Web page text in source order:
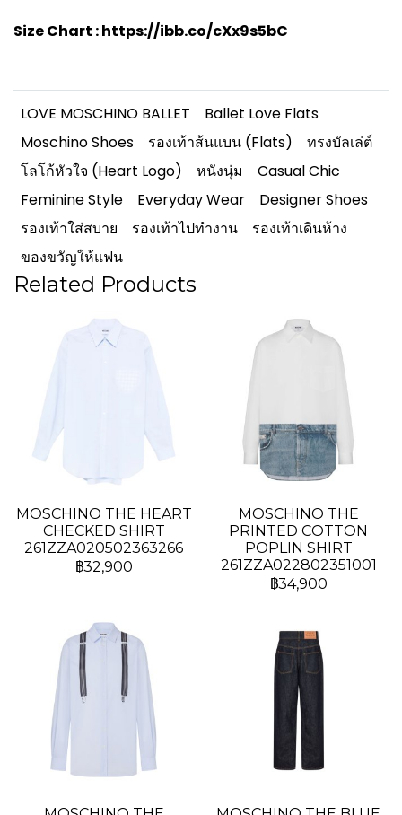
Size Chart :https://ibb.co/cXx9s5bC
LOVE MOSCHINO BALLET
Ballet Love Flats
Moschino Shoes
รองเท้าส้นแบน (Flats)
ทรงบัลเล่ต์
โลโก้หัวใจ (Heart Logo)
หนังนุ่ม
Casual Chic
Feminine Style
Everyday Wear
Designer Shoes
รองเท้าใส่สบาย
รองเท้าไปทำงาน
รองเท้าเดินห้าง
ของขวัญให้แฟน
Related Products
MOSCHINO THE HEART
CHECKED SHIRT
261ZZA020502363266
฿32,900
MOSCHINO THE
PRINTED COTTON
POPLIN SHIRT
261ZZA022802351001
฿34,900